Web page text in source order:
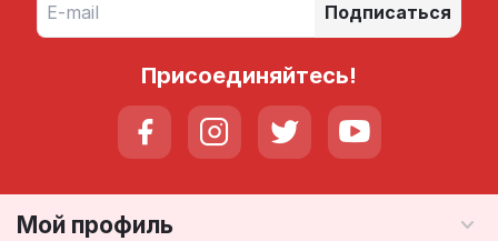
Подписаться
Присоединяйтесь!
Мой профиль